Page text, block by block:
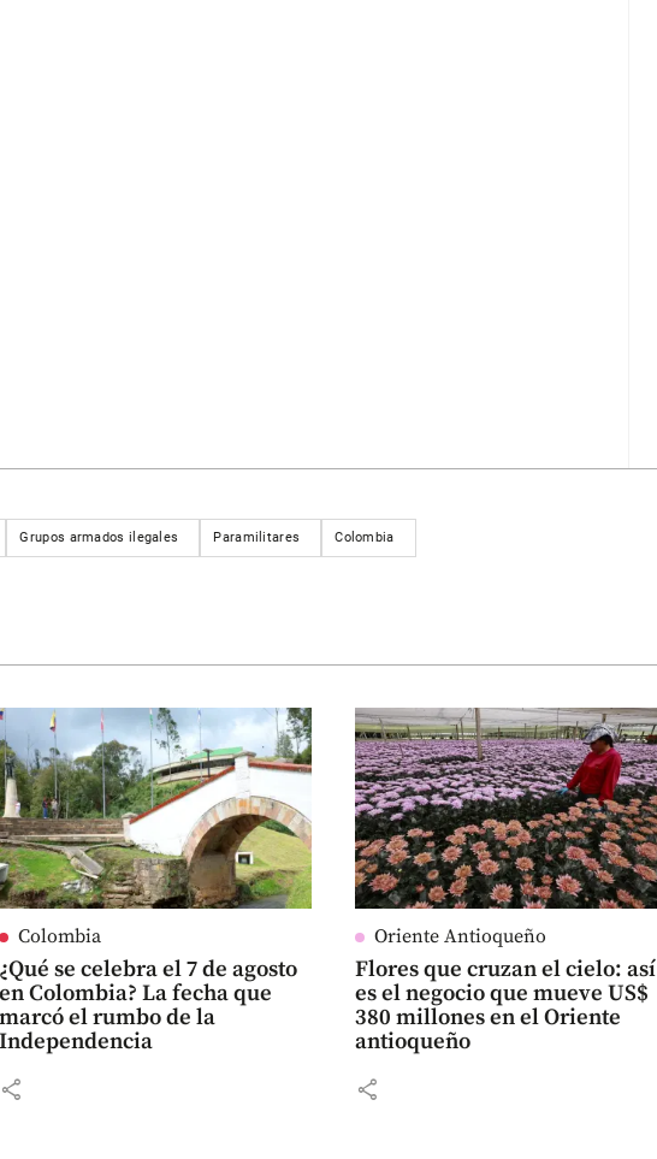
Grupos armados ilegales Paramilitares Colombia
Colombia
¿Qué se celebra el 7 de agosto
en Colombia? La fecha que
marcó el rumbo de la
Independencia
share
Oriente Antioqueño
Flores que cruzan el cielo: así
es el negocio que mueve US$
380 millones en el Oriente
antioqueño
share